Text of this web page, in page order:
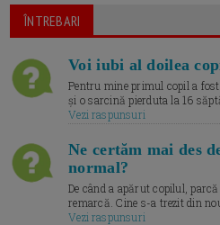
ÎNTREBARI
Voi iubi al doilea
Pentru mine primul copil a
și o sarcină pierduta la 16
Vezi raspunsuri
Ne certăm mai des
normal?
De când a apărut copilul,
remarcă. Cine s-a trezit din
Vezi raspunsuri